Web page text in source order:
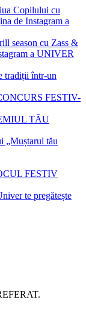
Copilului cu
de Instagram a
season cu Zass &
a UNIVER
tradiții într-un
FESTIV-
TĂU
„Muștarul tău
FESTIV
te pregătește